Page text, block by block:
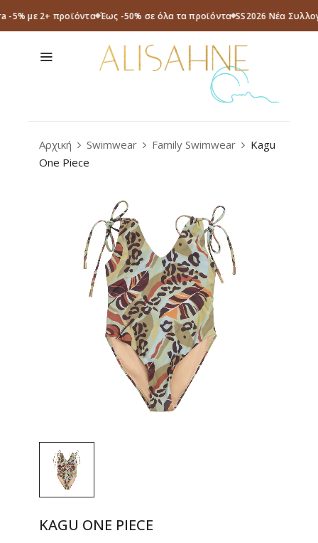
-5% με 2+ προϊόντα Έως -50% σε όλα τα προϊόντα SS2026 Νέα
Αρχική Swimwear Family Swimwear
Kagu
One Piece
KAGU ONE PIECE